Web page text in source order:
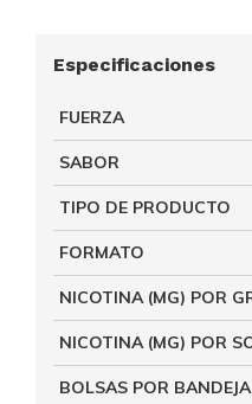
Especificaciones
FUERZA
SABOR
TIPO DE PRODUCTO
FORMATO
NICOTINA (MG) POR
NICOTINA (MG) POR
BOLSAS POR BANDEJA